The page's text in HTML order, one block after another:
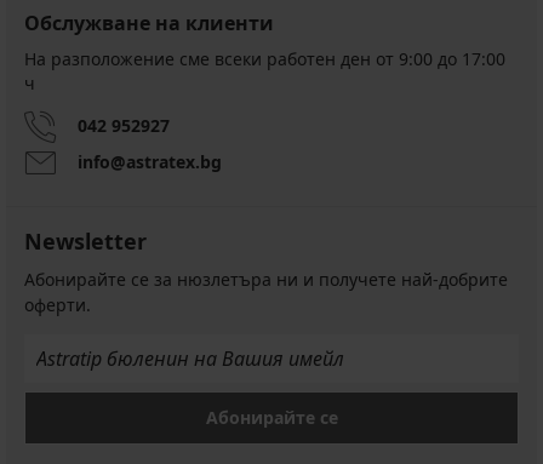
Обслужване на клиенти
На разположение сме всеки работен ден от 9:00 до 17:00
ч
042 952927
info@astratex.bg
Newsletter
Абонирайте се за нюзлетъра ни и получете най-добрите
оферти.
Абонирайте се